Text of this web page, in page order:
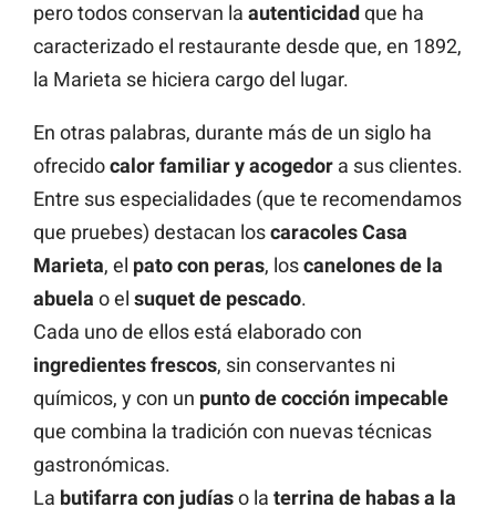
pero todos conservan la autenticidad que ha
caracterizado el restaurante desde que, en 1892,
la Marieta se hiciera cargo del lugar.
En otras palabras, durante más de un siglo ha
ofrecidocalor familiar y acogedor a sus clientes.
Entre sus especialidades (que te recomendamos
que pruebes) destacan loscaracoles Casa
Marieta, el pato con peras, loscanelones de la
abuela o el suquet de pescado.
Cada uno de ellos está elaborado con
ingredientes frescos, sin conservantes ni
químicos, y con un punto de cocción impecable
que combina la tradición con nuevas técnicas
gastronómicas.
La butifarra con judíaso la terrina de habas a la